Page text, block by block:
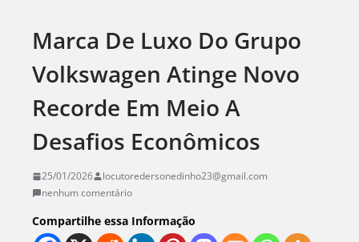
Marca De Luxo Do Grupo
Volkswagen Atinge Novo
Recorde Em Meio A
Desafios Econômicos
25/01/2026
locutoredersonedinho23@gmail.com
nenhum comentário
Compartilhe essa Informação